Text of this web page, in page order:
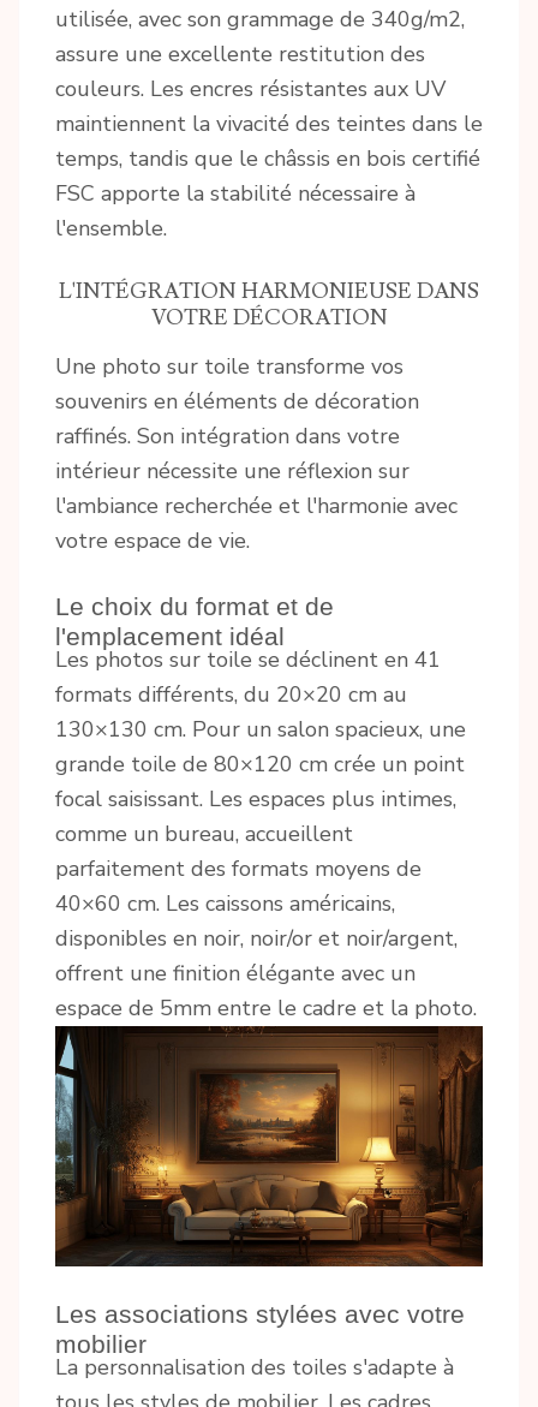
utilisée, avec son grammage de 340g/m2,
assure une excellente restitution des
couleurs. Les encres résistantes aux UV
maintiennent la vivacité des teintes dans le
temps, tandis que le châssis en bois certifié
FSC apporte la stabilité nécessaire à
l'ensemble.
L'INTÉGRATION HARMONIEUSE DANS
VOTRE DÉCORATION
Une photo sur toile transforme vos
souvenirs en éléments de décoration
raffinés. Son intégration dans votre
intérieur nécessite une réflexion sur
l'ambiance recherchée et l'harmonie avec
votre espace de vie.
Le choix du format et de
l'emplacement idéal
Les photos sur toile se déclinent en 41
formats différents, du 20×20 cm au
130×130 cm. Pour un salon spacieux, une
grande toile de 80×120 cm crée un point
focal saisissant. Les espaces plus intimes,
comme un bureau, accueillent
parfaitement des formats moyens de
40×60 cm. Les caissons américains,
disponibles en noir, noir/or et noir/argent,
offrent une finition élégante avec un
espace de 5mm entre le cadre et la photo.
Les associations stylées avec votre
mobilier
La personnalisation des toiles s'adapte à